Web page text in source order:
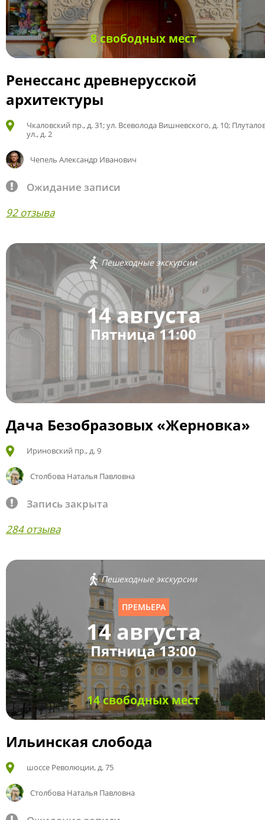
8 свободных мест
Ренессанс древнерусской
архитектуры
Чкаловский пр., д. 31; ул. Всеволода Вишневского, д. 10;
ул., д. 2
Чепель Александр Иванович
Ожидание записи
92 отзыва
Пешеходные экскурсии
14 августа
Пятница 11:00
Дача Безобразовых «Жерновка»
Ириновский пр., д. 9
Столбова Наталья Павловна
Запись закрыта
284 отзыва
Пешеходные экскурсии
ПРЕМЬЕРА
14 августа
Пятница 13:00
14 свободных мест
Ильинская слобода
шоссе Революции, д. 75
Столбова Наталья Павловна